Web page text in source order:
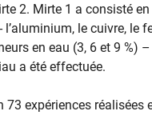
2. Mirte 1 a consisté
le cuivre, le
en eau (3, 6 et 9 %)
a été effectuée.
expériences réalisées